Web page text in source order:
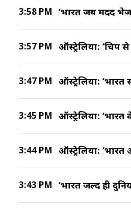
3:58 PM ‘भारत जब मदद
3:57 PM ऑस्ट्रेलिया: ‘चिप
3:47 PM ऑस्ट्रेलिया:
3:45 PM ऑस्ट्रेलिया:
3:44 PM ऑस्ट्रेलिया:
3:43 PM ‘भारत जल्द ही